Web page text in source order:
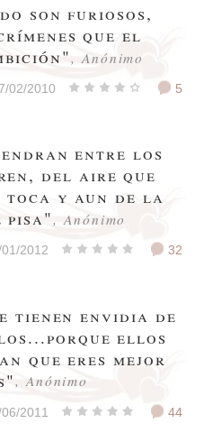
son furiosos,
que el
, Anónimo
02/2010 5
entre los
del aire que
toca y aun de la
pisa", Anónimo
2012 32
tienen envidia de
ellos
que eres mejor
, Anónimo
2011 44